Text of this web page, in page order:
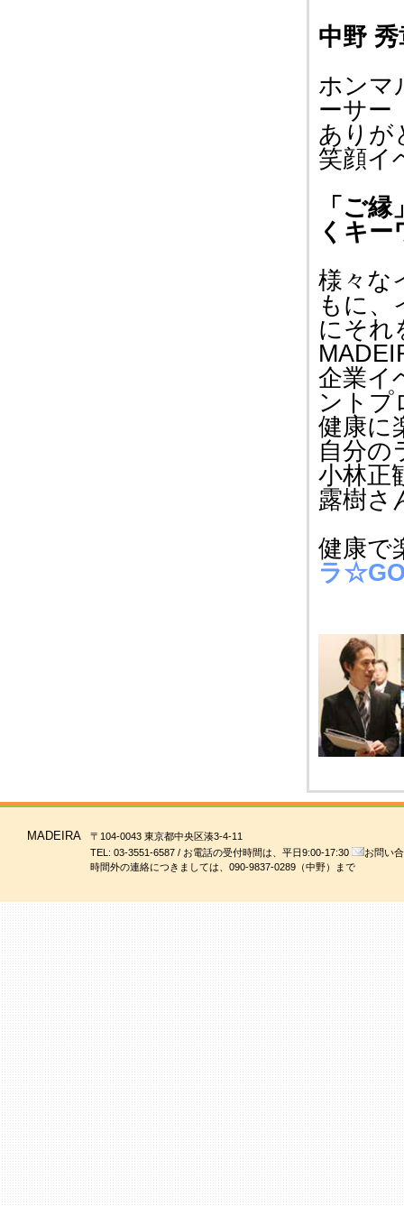
中野 秀
ホンマ
ーサー
ありが
笑顔イ
「ご
くキー
様々な
もに、
にそれ
企業イ
ントプ
健康に
自分の
小林正
露樹さ
健康で
ラ
MADEIRA
〒104-0043 東京都中央区湊3-4-11
TEL: 03-3551-6587 / お電話の受付時間は、平日9:00-17:30
お問い
時間外の連絡につきましては、090-9837-0289（中野）まで